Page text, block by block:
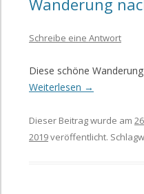
MAINTAL
Wanderung
Schreibe eine Antwort
Diese schöne
Weiterlesen →
Dieser Beitrag wurde am
2019veröffentlicht.